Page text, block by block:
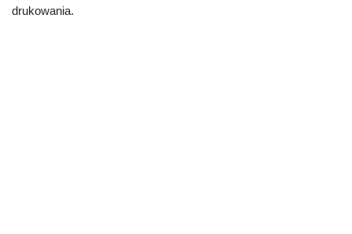
drukowania.